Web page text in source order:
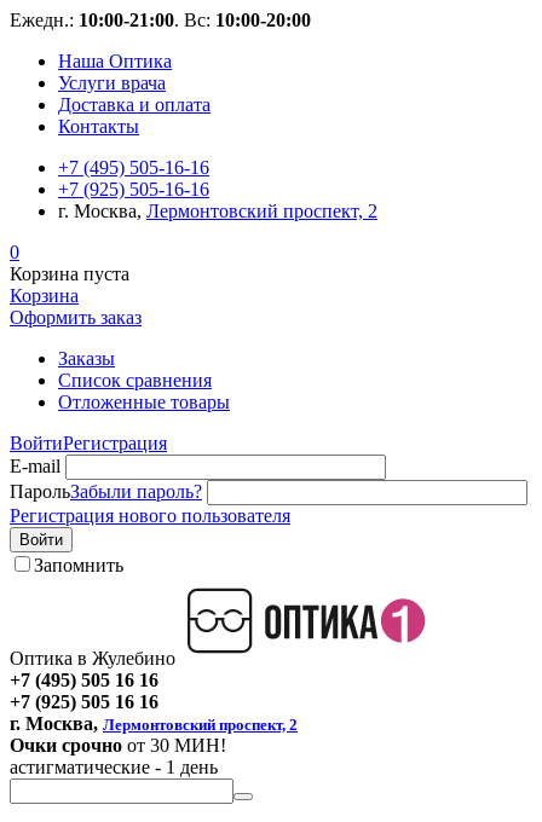
Ежедн.: 10:00-21:00. Вс: 10:00-20:00
Наша Оптика
Услуги врача
Доставка и оплата
Контакты
+7 (495) 505-16-16
+7 (925) 505-16-16
г. Москва, Лермонтовский проспект, 2
0
Корзина пуста
Корзина
Оформить заказ
Заказы
Список сравнения
Отложенные товары
ВойтиРегистрация
E-mail
ПарольЗабыли пароль?
Регистрация нового пользователя
Войти
Запомнить
Оптика в Жулебино
+7 (495) 505 16 16
+7 (925) 505 16 16
г. Москва, Лермонтовский проспект, 2
Очки срочно от 30 МИН!
астигматические - 1 день